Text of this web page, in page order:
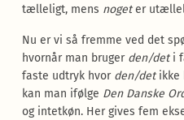
tælleligt, mens nogeter
Nu er vi så fremme ved det
hvornår man bruger den/det i
faste udtryk hvor den/detikke
kan man ifølge Den Danske
og intetkøn. Her gives fem